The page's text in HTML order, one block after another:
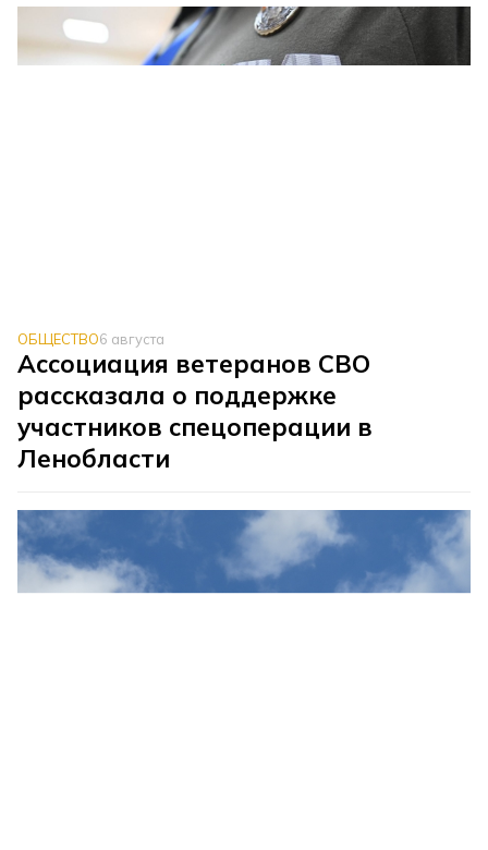
ОБЩЕСТВО6 августа
Ассоциация ветеранов СВО
рассказала о поддержке
участников спецоперации в
Ленобласти